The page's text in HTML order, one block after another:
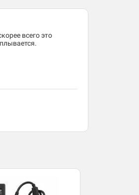
всего это